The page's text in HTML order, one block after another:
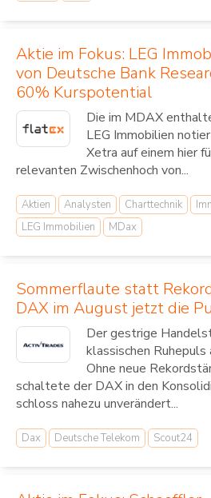
Aktie im Fokus: LEG
von Deutsche Bank
60% Kurspotential
Die im MDAX
LEG Immobilien
Xetra auf einem hier
relevanten Zwischenhoch von...
Aktien Analysten Charttechnik
LEG Immobilien
MDax
Sommerflaute statt
DAX im August jetzt die
Der gestrige
klassischen Ruhepuls
Ohne neue
schaltete der DAX in den
schloss nahezu unverändert...
Dax Deutsche Telekom Scout24